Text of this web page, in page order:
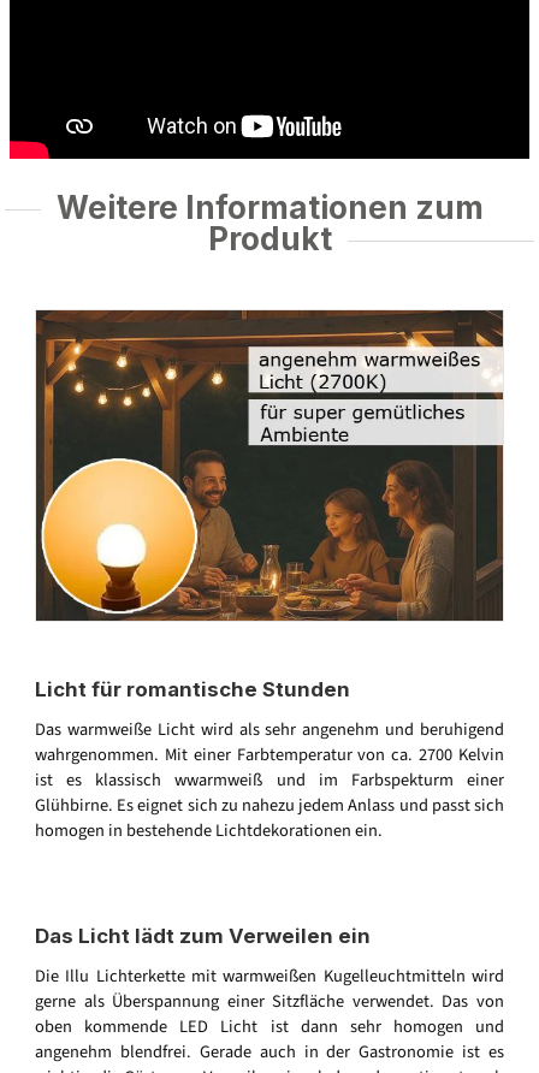
Weitere Informationen zum
Produkt
Licht für romantische Stunden
Das warmweiße Licht wird als sehr angenehm und beruhigend
wahrgenommen. Mit einer Farbtemperatur von ca. 2700 Kelvin
ist es klassisch wwarmweiß und im Farbspekturm einer
Glühbirne. Es eignet sich zu nahezu jedem Anlass und passt sich
homogen in bestehende Lichtdekorationen ein.
Das Licht lädt zum Verweilen ein
Die Illu Lichterkette mit warmweißen Kugelleuchtmitteln wird
gerne als Überspannung einer Sitzfläche verwendet. Das von
oben kommende LED Licht ist dann sehr homogen und
angenehm blendfrei. Gerade auch in der Gastronomie ist es